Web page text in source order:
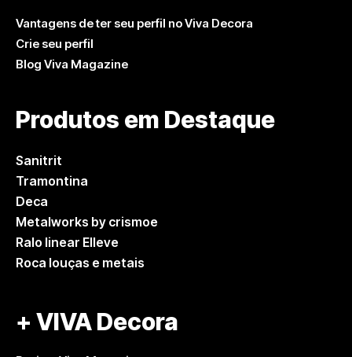
Vantagens de ter seu perfil no Viva Decora
Crie seu perfil
Blog Viva Magazine
Produtos em Destaque
Sanitrit
Tramontina
Deca
Metalworks by crismoe
Ralo linear Elleve
Roca louças e metais
+ VIVA Decora